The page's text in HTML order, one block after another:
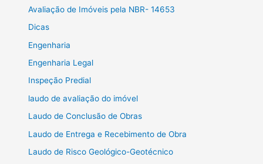
Avaliação de Imóveis pela NBR- 14653
Dicas
Engenharia
Engenharia Legal
Inspeção Predial
laudo de avaliação do imóvel
Laudo de Conclusão de Obras
Laudo de Entrega e Recebimento de Obra
Laudo de Risco Geológico-Geotécnico